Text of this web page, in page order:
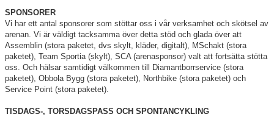
SPONSORER
Vi har ett antal sponsorer som stöttar oss i vår verksamhet och skötsel av
arenan. Vi är väldigt tacksamma över detta stöd och glada över att
Assemblin (stora paketet, dvs skylt, kläder, digitalt), MSchakt (stora
paketet), Team Sportia (skylt), SCA (arenasponsor) valt att fortsätta stötta
oss. Och hälsar samtidigt välkommen till Diamantborrservice (stora
paketet), Obbola Bygg (stora paketet), Northbike (stora paketet) och
Service Point (stora paketet).
TISDAGS-, TORSDAGSPASS OCH SPONTANCYKLING